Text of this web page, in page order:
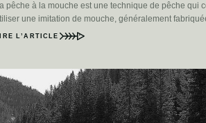
pêche à la mouche est une technique de pêche qui
une imitation de mouche, généralement
L’ARTICLE